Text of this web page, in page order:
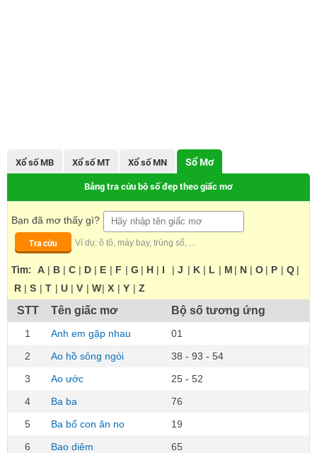
Xổ số MB Xổ số MT Xổ số MN Sổ Mơ
Bảng tra cứu bộ số đẹp theo giấc mơ
Bạn đã mơ thấy gì?
Tra cứu
Ví dụ: ô tô, máy bay, trúng số, ...
Tìm: A | B | C | D | E | F | G | H | I | J | K | L | M | N | O | P | Q |
R | S | T | U | V | W| X | Y | Z
STT Tên giấc mơ Bộ số tương ứng
1 Anh em gặp nhau
01
2
Ao hồ sông ngòi
38 - 93 - 54
3
Ao ước
25 - 52
4
Ba ba
76
5
Ba bố con ăn no
19
6
Bao diêm
65